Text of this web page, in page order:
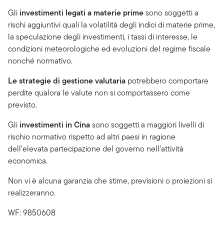
Gli investimenti legati a materie primesono soggetti a
rischi aggiuntivi quali la volatilità degli indici di materie prime,
la speculazione degli investimenti, i tassi di interesse, le
condizioni meteorologiche ed evoluzioni del regime fiscale
nonché normativo.
Le strategie di gestione valutaria potrebbero comportare
perdite qualora le valute non si comportassero come
previsto.
Gli investimenti inCinasono soggetti a maggiori livelli di
rischio normativo rispetto ad altri paesi in ragione
dell’elevata partecipazione del governo nell’attività
economica.
Non vi è alcuna garanzia che stime, previsioni o proiezioni si
realizzeranno.
WF: 9850608